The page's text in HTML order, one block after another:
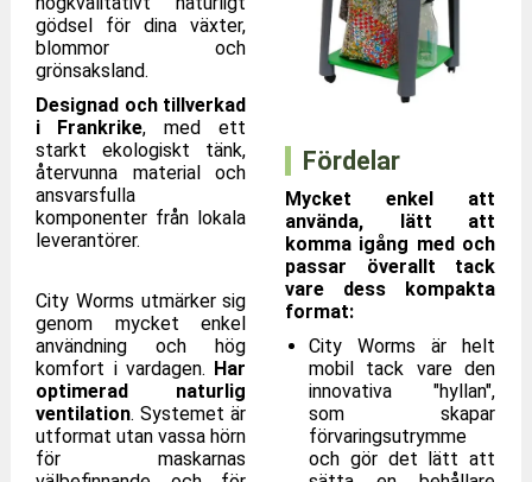
gödsel för dina växter,
blommor och
grönsaksland.
Designad och tillverkad
i Frankrike, med ett
starkt ekologiskt tänk,
återvunna material och
ansvarsfulla
komponenter från lokala
leverantörer.
City Worms utmärker sig
genom mycket enkel
användning och hög
komfort i vardagen. Har
optimerad naturlig
ventilation. Systemet är
utformat utan vassa hörn
för maskarnas
Fördelar
Mycket enkel att
använda, lätt att
komma igång med och
passar överallt tack
vare dess kompakta
format:
City Worms är helt
mobil tack vare den
innovativa "hyllan",
som skapar
förvaringsutrymme
och gör det lätt att